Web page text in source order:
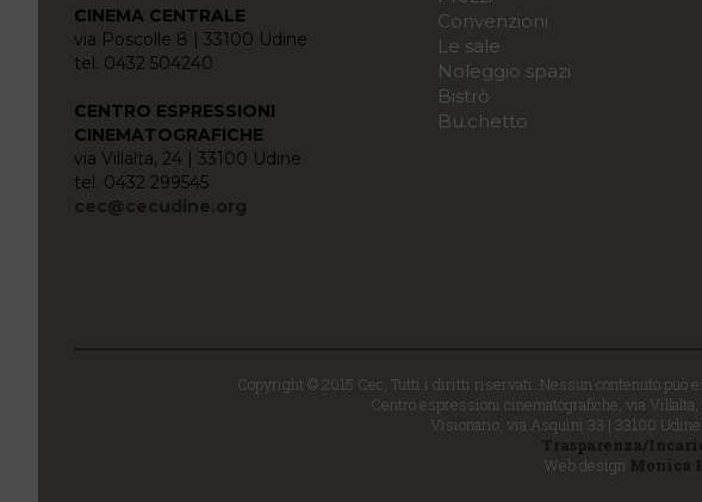
CINEMA CENTRALE
via Poscolle 8 | 33100 Udine
tel. 0432 504240
CENTRO ESPRESSIONI
CINEMATOGRAFICHE
via Villalta, 24 | 33100 Udine
tel. 0432 299545
cec@cecudine.org
Convenzioni
Le sale
Noleggio spazi
Bistrò
Bu.chetto
Copyright © 2015 Cec, Tutti i diritti riservati. Nessun contenuto può
Centro espressioni cinematografiche, via Villalta,
Visionario, via Asquini 33 | 33100
Trasparenza/
Web design Monica